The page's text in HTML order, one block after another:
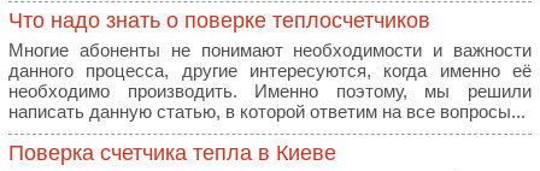
Что надо знать о поверке теплосчетчиков
Многие абоненты не понимают необходимости и важности
данного процесса, другие интересуются, когда именно её
необходимо производить. Именно поэтому, мы решили
написать данную статью, в которой ответим на все вопросы...
Поверка счетчика тепла в Киеве